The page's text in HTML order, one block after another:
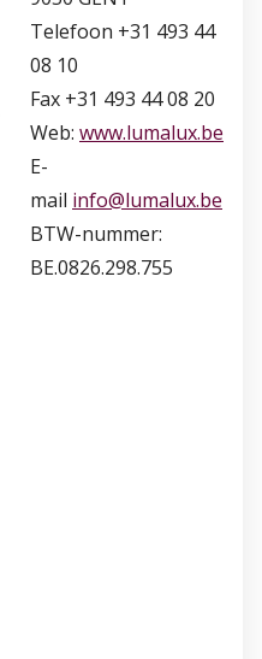
Telefoon +31 493 44
08 10
Fax +31 493 44 08 20
Web: www.lumalux.be
E-
mail info@lumalux.be
BTW-nummer:
BE.0826.298.755